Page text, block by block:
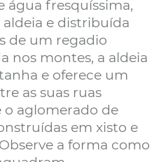
água fresquíssima,
e distribuída
de um regadio
nos montes, a aldeia
e oferece um
as suas ruas
o aglomerado de
em xisto e
a forma como